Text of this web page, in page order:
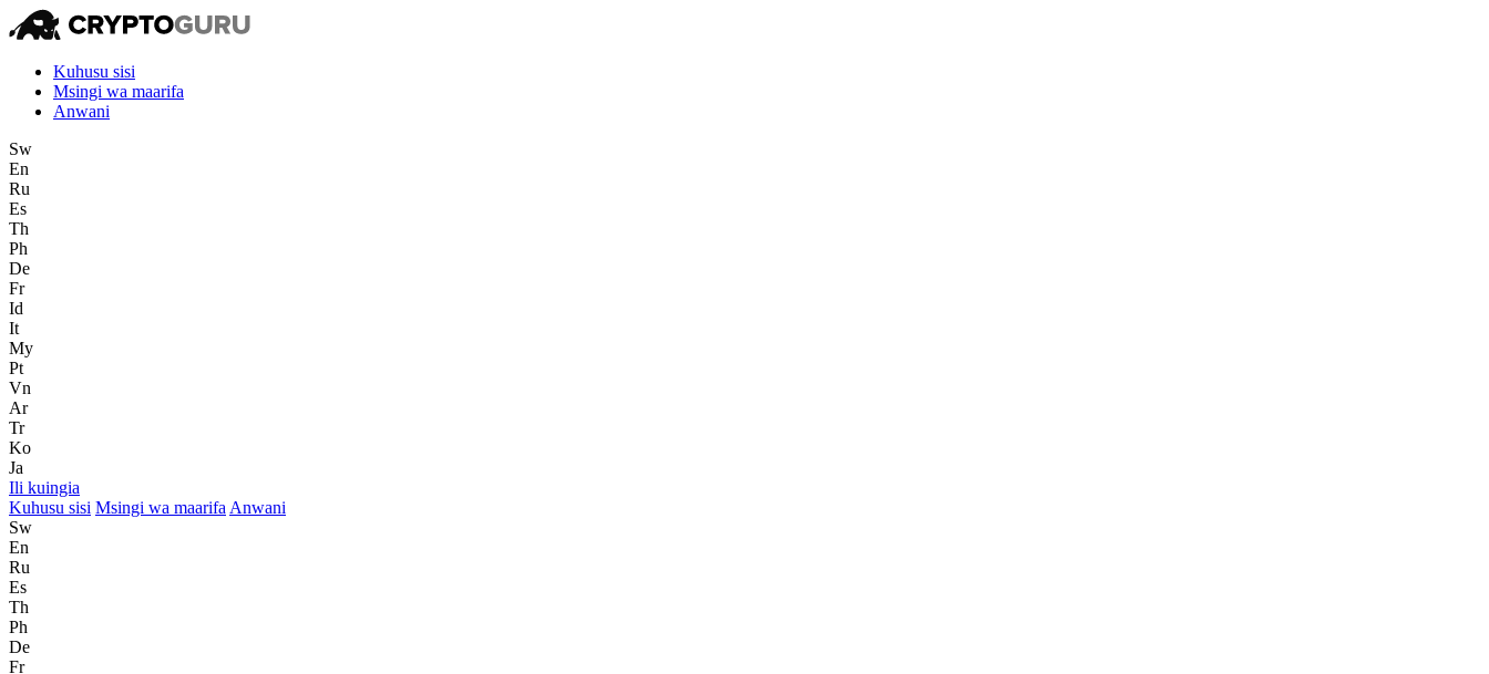
Kuhusu sisi
Msingi wa maarifa
Anwani
Sw
En
Ru
Es
Th
Ph
De
Fr
Id
It
My
Pt
Vn
Ar
Tr
Ko
Ja
Ili kuingia
Kuhusu sisi Msingi wa maarifa Anwani
Sw
En
Ru
Es
Th
Ph
De
Fr